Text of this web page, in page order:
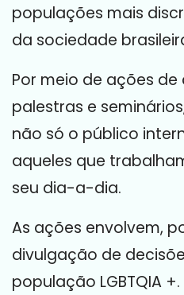
populações mais
da sociedade
Por meio de ações
palestras e
não só o público
aqueles que
seu dia-a-dia.
As ações envolvem,
divulgação de
população LGBTQIA